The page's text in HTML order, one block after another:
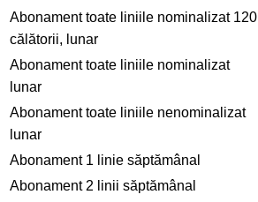
Abonament toate liniile nominalizat 120
călătorii, lunar
Abonament toate liniile nominalizat
lunar
Abonament toate liniile nenominalizat
lunar
Abonament 1 linie săptămânal
Abonament 2 linii săptămânal